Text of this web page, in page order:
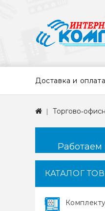
Доставка и оплата
Работаем
КАТАЛОГ